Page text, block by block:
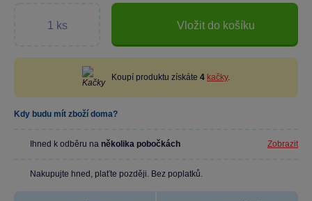
Vložit do košíku
Koupí produktu získáte 4 kačky.
Kdy budu mít zboží doma?
Ihned k odběru na několika pobočkách Zobrazit
Nakupujte hned, plaťte později. Bez poplatků.